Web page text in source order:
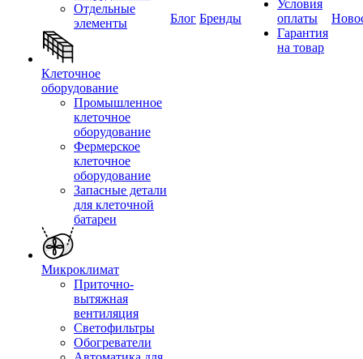
Отдельные
элементы
Клеточное
оборудование
Промышленное
клеточное
оборудование
Фермерское
клеточное
оборудование
Запасные детали
для клеточной
батареи
Микроклимат
Приточно-
вытяжная
вентиляция
Светофильтры
Обогреватели
Блог Бренды
Условия
оплаты
Гарантия
на товар